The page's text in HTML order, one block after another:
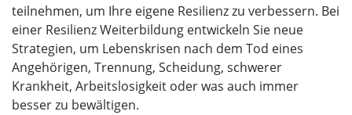
teilnehmen, um Ihre eigene Resilienz zu verbessern. Bei
einer Resilienz Weiterbildung entwickeln Sie neue
Strategien, um Lebenskrisen nach dem Tod eines
Angehörigen, Trennung, Scheidung, schwerer
Krankheit, Arbeitslosigkeit oder was auch immer
besser zu bewältigen.